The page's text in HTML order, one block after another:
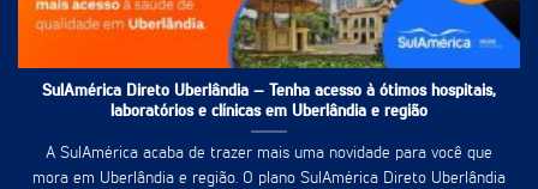
SulAmérica Direto Uberlândia – Tenha acesso à ótimos hospitais,
laboratórios e clínicas em Uberlândia e região
A SulAmérica acaba de trazer mais uma novidade para você que
mora em Uberlândia e região. O plano SulAmérica Direto Uberlândia